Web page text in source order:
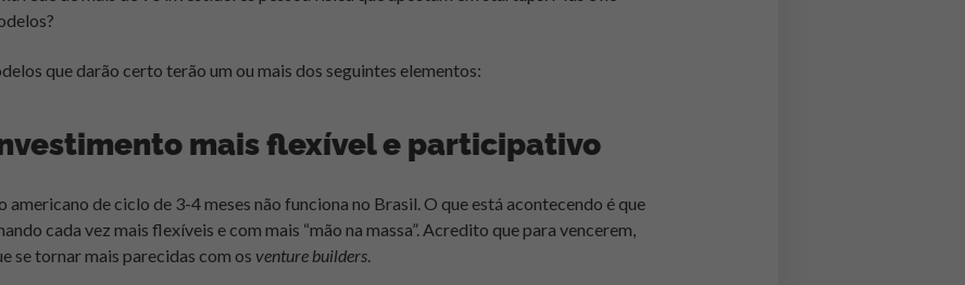
que darão certo terão um ou mais dos seguintes elementos:
mais flexível e participativo
americano de ciclo de 3-4 meses não funciona no Brasil. O que está acontecendo é que
cada vez mais flexíveis e com mais “mão na massa”. Acredito que para vencerem,
se tornar mais parecidas com os venture builders.